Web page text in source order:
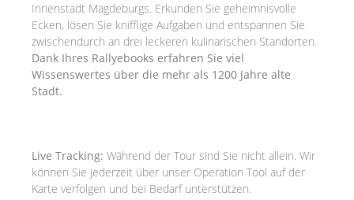
Innenstadt Magdeburgs. Erkunden Sie geheimnisvolle
Ecken, lösen Sie knifflige Aufgaben und entspannen Sie
zwischendurch an drei leckeren kulinarischen Standorten.
Dank Ihres Rallyebooks erfahren Sie viel
Wissenswertes über die mehr als 1200 Jahre alte
Stadt.
Live Tracking: Während der Tour sind Sie nicht allein. Wir
können Sie jederzeit über unser Operation Tool auf der
Karte verfolgen und bei Bedarf unterstützen.